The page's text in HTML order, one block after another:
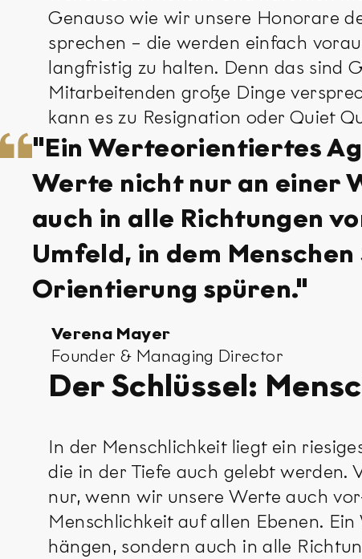
Genauso wie wir unsere Honorare
sprechen – die werden einfach
langfristig zu halten. Denn das sind
Mitarbeitenden große Dinge
kann es zu Resignation oder Quiet
"Ein Werteorientiertes
Werte nicht nur an einer
auch in alle Richtungen
Umfeld, in dem
Orientierung spüren."
Verena Mayer
Founder & Managing Director
Der Schlüssel:
In der Menschlichkeit liegt ein
die in der Tiefe auch gelebt werden.
nur, wenn wir unsere Werte auch
Menschlichkeit auf allen Ebenen.
hängen, sondern auch in alle